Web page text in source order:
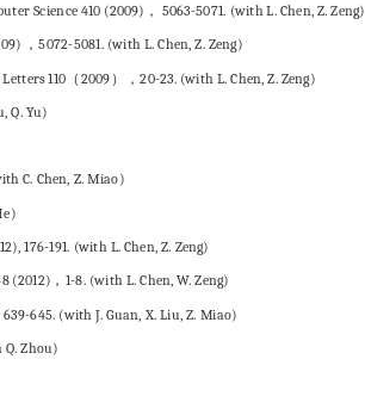
Science 410 (2009)， 5063-5071. (with L. Chen, Z. Zeng)
，5072-5081. (with L. Chen, Z. Zeng)
110（2009），20-23. (with L. Chen, Z. Zeng)
Q. Yu)
C. Chen, Z. Miao)
176-191. (with L. Chen, Z. Zeng)
(2012)，1-8. (with L. Chen, W. Zeng)
645. (with J. Guan, X. Liu, Z. Miao)
Zhou)